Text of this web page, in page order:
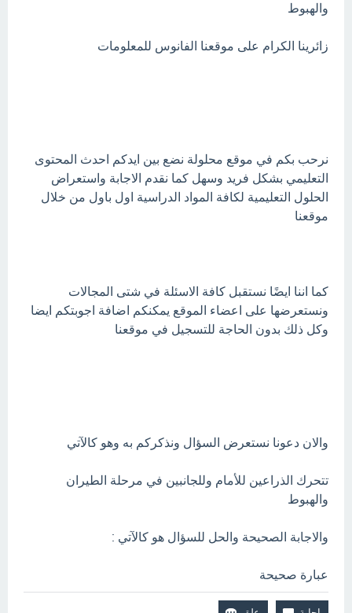
والهبوط
زائرينا الكرام على موقعنا الفانوس للمعلومات
نرحب بكم في موقع محلولة نضع بين ايدكم احدث المحتوى
التعليمي بشكل فريد وسهل كما نقدم الاجابة واستعراض
الحلول التعليمية لكافة المواد الدراسية اول باول من خلال
موقعنا
كما اننا ايضًا نستقبل كافة الاسئلة في شتى المجالات
ونستعرضها على اعضاء الموقع يمكنكم اضافة اجوبتكم ايضا
وكل ذلك بدون الحاجة للتسجيل في موقعنا
والان دعونا نستعرض السؤال ونذكركم به وهو كالآتي
تتحرك الذراعين للأمام وللجانبين في مرحلة الطيران
والهبوط
والاجابة الصحيحة والحل للسؤال هو كالآتي :
عبارة صحيحة